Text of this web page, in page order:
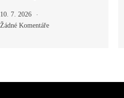
10. 7. 2026
Žádné Komentáře